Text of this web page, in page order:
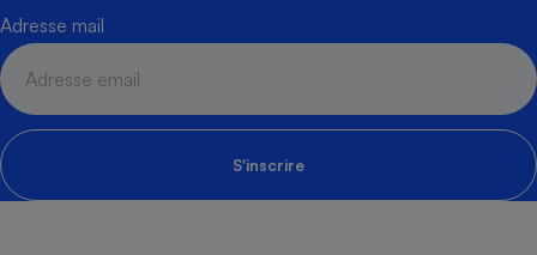
Adresse mail
S'inscrire